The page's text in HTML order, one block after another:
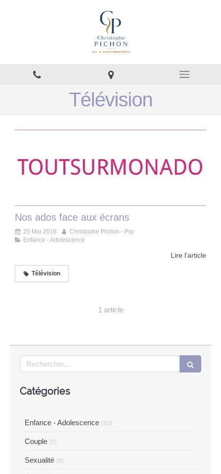
Télévision
Nos ados face aux écrans
25 Mai 2016
Christophe Pichon - Psy
Enfance - Adolescence
Lire l'article
Télévision
1 article
Rechercher
Catégories
Enfance - Adolescence (10)
Couple (5)
Sexualité (8)